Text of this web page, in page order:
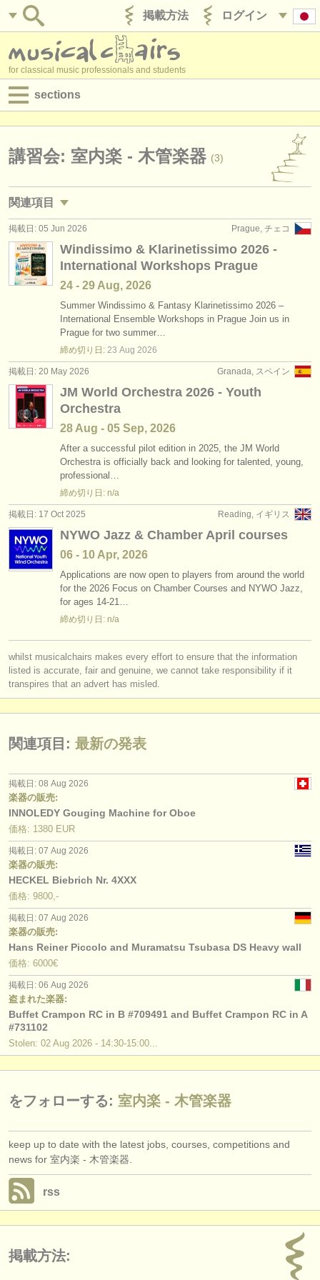
ログイン
掲載方法
for classical music professionals and students
sections
求人情報 (演奏関係の職)
求人情報 (管理者関連の職)
degree courses
講習会
コンクール
楽器の販売
盗まれた楽器
ディレクトリー:
オーケストラ
音楽学校
ユース オーケストラ
musicalchairs:
musicalchairsについて
お問い合わせ
rss feeds
クラシック音楽ニュース
掲載方法
find out about ourATS
講習会: 室内楽 - 木管楽器 (3)
関連項目
求人情報 (演奏関係の職): フルート
求人情報 (演奏関係の職): オーボエ (16)
求人情報 (演奏関係の職): ファゴット
求人情報 (教育関連の職): フルート (1)
求人情報 (教育関連の職): オーボエ (1)
求人情報 (教育関連の職): クラリネット
講習会: フルート (15)
講習会: オーボエ
講習会: クラリネット
講習会: ファゴット
degree courses: フルート (10)
degree courses: クラリネット (9)
degree courses: ファゴット (10)
コンクール: オーボエ (5)
コンクール: ファゴット
コンクール: 室内楽 - 木管楽器
楽器の販売: フルート
楽器の販売: オーボエ
楽器の販売: クラリネット
楽器の販売: ファゴット
盗まれた楽器: フルート
盗まれた楽器: オーボエ (87)
盗まれた楽器: クラリネット
Prague, チェコ
掲載日: 05 Jun 2026
Windissimo & Klarinetissimo 2026 -
International Workshops Prague
24 - 29 Aug, 2026
Summer Windissimo & Fantasy Klarinetissimo 2026 –
International Ensemble Workshops in Prague Join us in
Prague for two summer…
締め切り日: 23 Aug 2026
Granada, スペイン
掲載日: 20 May 2026
JM World Orchestra 2026 - Youth
Orchestra
28 Aug - 05 Sep, 2026
After a successful pilot edition in 2025, the JM World
Orchestra is officially back and looking for talented, young,
professional…
締め切り日: n/a
Reading, イギリス
掲載日: 17 Oct 2025
NYWO Jazz & Chamber April courses
06 - 10 Apr, 2026
Applications are now open to players from around the world
for the 2026 Focus on Chamber Courses and NYWO Jazz,
for ages 14-21…
締め切り日: n/a
whilst musicalchairs makes every effort to ensure that the information
listed is accurate, fair and genuine, we cannot take responsibility if it
transpires that an advert has misled.
関連項目: 最新の発表
掲載日: 08 Aug 2026
楽器の販売:
INNOLEDY Gouging Machine for Oboe
価格: 1380 EUR
掲載日: 07 Aug 2026
楽器の販売:
HECKEL Biebrich Nr. 4XXX
価格: 9800,-
掲載日: 07 Aug 2026
楽器の販売:
Hans Reiner Piccolo and Muramatsu Tsubasa DS Heavy wall
価格: 6000€
掲載日: 06 Aug 2026
盗まれた楽器:
Buffet Crampon RC in B #709491 and Buffet Crampon RC in A
#731102
Stolen: 02 Aug 2026 - 14:30-15:00...
をフォローする: 室内楽 - 木管楽器
keep up to date with the latest jobs, courses, competitions and
news for 室内楽 - 木管楽器.
rss
掲載方法: